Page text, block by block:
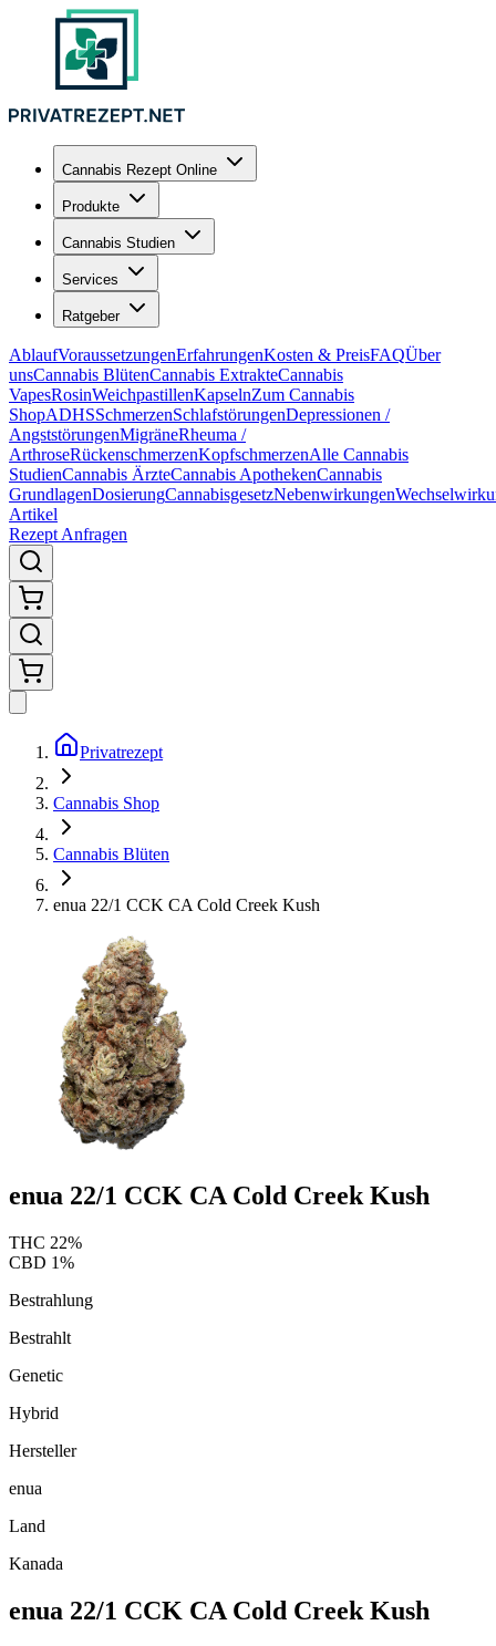
Cannabis Rezept Online
Produkte
Cannabis Studien
Services
Ratgeber
AblaufVoraussetzungenErfahrungenKosten & PreisFAQÜber
unsCannabis BlütenCannabis ExtrakteCannabis
VapesRosinWeichpastillenKapselnZum Cannabis
ShopADHSSchmerzenSchlafstörungenDepressionen /
AngststörungenMigräneRheuma /
ArthroseRückenschmerzenKopfschmerzenAlle Cannabis
StudienCannabis ÄrzteCannabis ApothekenCannabis
GrundlagenDosierungCannabisgesetzNebenwirkungen
Artikel
Rezept Anfragen
Privatrezept
Cannabis Shop
Cannabis Blüten
enua 22/1 CCK CA Cold Creek Kush
enua 22/1 CCK CA Cold Creek Kush
THC 22%
CBD 1%
Bestrahlung
Bestrahlt
Genetic
Hybrid
Hersteller
enua
Land
Kanada
enua 22/1 CCK CA Cold Creek Kush